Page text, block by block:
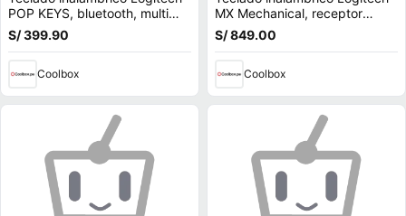
POP KEYS, bluetooth, multi
dispositivo, lila con verde
S/ 399.90
Coolbox
MX Mechanical, receptor
usb/bluetooth, recargable,
negro
S/ 849.00
Coolbox